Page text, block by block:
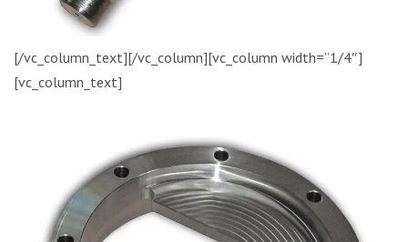
[/vc_column_text][/vc_column][vc_column width=”1/4″]
[vc_column_text]